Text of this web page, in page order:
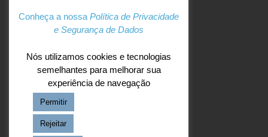
+55 (17) 3354 7000
agostiniano@csj.g12.br
REDES SOCIAIS
Facebook
Instagram
Conheça a nossa Política de Privacidade
e Segurança de Dados
Nós utilizamos cookies e tecnologias
semelhantes para melhorar sua
experiência de navegação
Permitir
Rejeitar